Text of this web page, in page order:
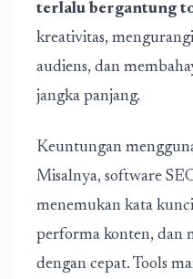
terlalu bergantung
kreativitas,
audiens, dan
jangka panjang.
Keuntungan
Misalnya, software
menemukan kata
performa konten, dan
dengan cepat. Tools